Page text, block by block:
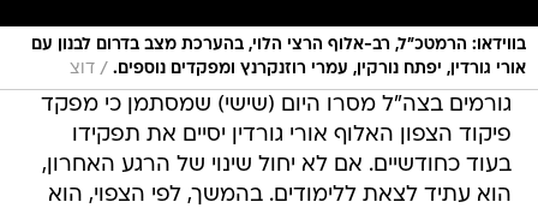
בווידאו: הרמטכ״ל, רב-אלוף הרצי הלוי, בהערכת מצב בדרום לבנון עם
אורי גורדין, יפתח נורקין, עמרי רוזנקרנץ ומפקדים נוספים. / דוצ
גורמים בצה"ל מסרו היום (שישי) שמסתמן כי מפקד
פיקוד הצפון האלוף אורי גורדין יסיים את תפקידו
בעוד כחודשיים. אם לא יחול שינוי של הרגע האחרון,
הוא עתיד לצאת ללימודים. בהמשך, לפי הצפוי, הוא